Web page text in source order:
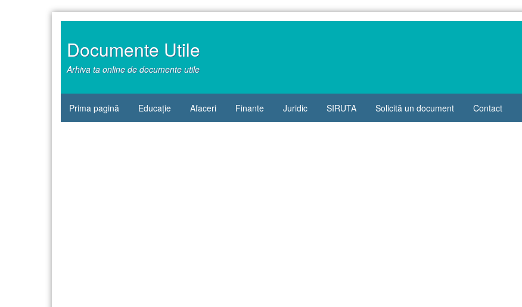
Documente Utile
Arhiva ta online de documente utile
Prima pagină Educație Afaceri Finante Juridic SIRUTA Solicită un document Contact